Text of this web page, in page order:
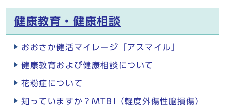
健康教育・健康相談
おおさか健活マイレージ「アスマイル」
健康教育および健康相談について
花粉症について
知っていますか？MTBI（軽度外傷性脳損傷）